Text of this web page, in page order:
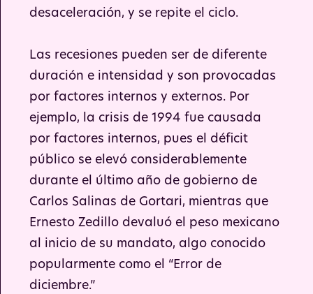
desaceleración, y se repite el ciclo.
Las recesiones pueden ser de diferente
duración e intensidad y son provocadas
por factores internos y externos. Por
ejemplo, la crisis de 1994 fue causada
por factores internos, pues el déficit
público se elevó considerablemente
durante el último año de gobierno de
Carlos Salinas de Gortari, mientras que
Ernesto Zedillo devaluó el peso mexicano
al inicio de su mandato, algo conocido
popularmente como el “Error de
diciembre.”